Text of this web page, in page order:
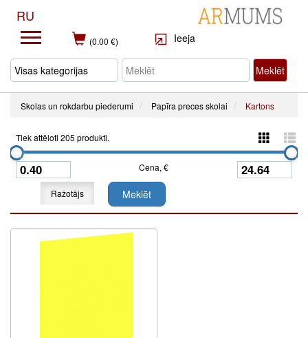
RU
(0.00 €) Ieeja
Meklēt
Skolas un rokdarbu piederumi Papīra preces skolai Kartons
Tiek attēloti 205 produkti.
Cena, €
Ražotājs Meklēt